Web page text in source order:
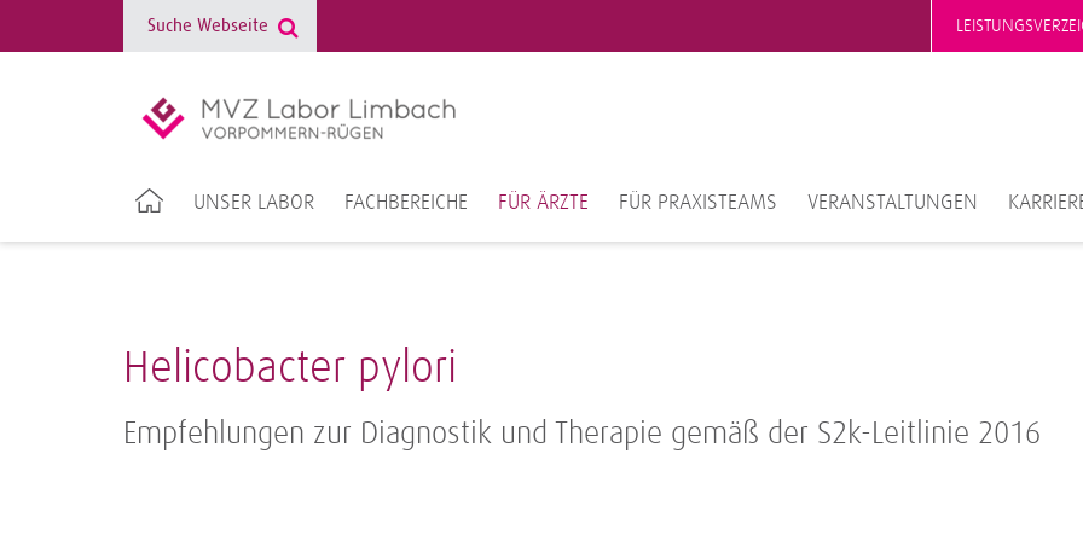
UNSER LABOR FACHBEREICHE FÜR ÄRZTE FÜR PRAXISTEAMS VERANSTALTUNGEN
Helicobacter pylori
Empfehlungen zur Diagnostik und Therapie gemäß der S2k-Leitlinie 2016